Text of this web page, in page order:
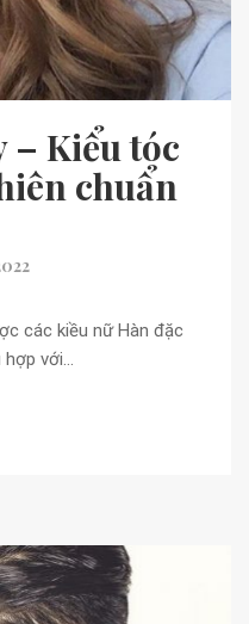
– Kiểu tóc
chuẩn
các kiều nữ Hàn đặc
hợp với…